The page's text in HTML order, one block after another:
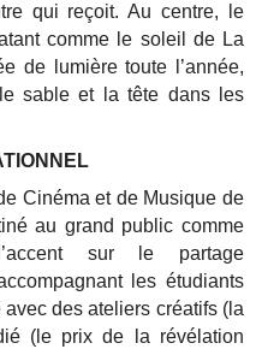
qui reçoit. Au centre, le
comme le soleil de La
de lumière toute l’année,
sable et la tête dans les
Cinéma et de Musique de
au grand public comme
sur le partage
les étudiants
des ateliers créatifs (la
(le prix de la révélation